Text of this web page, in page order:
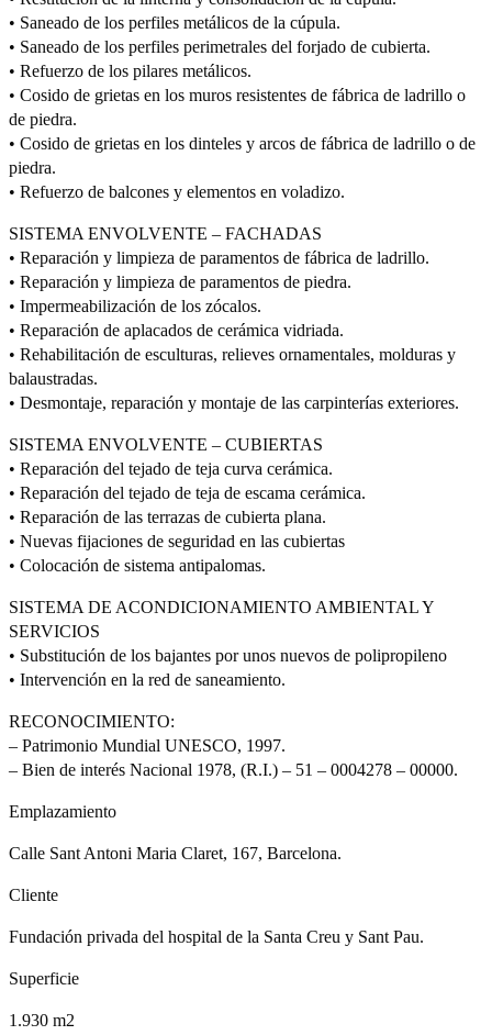
• Saneado de los perfiles metálicos de la cúpula.
• Saneado de los perfiles perimetrales del forjado de cubierta.
• Refuerzo de los pilares metálicos.
• Cosido de grietas en los muros resistentes de fábrica de ladrillo o
de piedra.
• Cosido de grietas en los dinteles y arcos de fábrica de ladrillo o de
piedra.
• Refuerzo de balcones y elementos en voladizo.
SISTEMA ENVOLVENTE – FACHADAS
• Reparación y limpieza de paramentos de fábrica de ladrillo.
• Reparación y limpieza de paramentos de piedra.
• Impermeabilización de los zócalos.
• Reparación de aplacados de cerámica vidriada.
• Rehabilitación de esculturas, relieves ornamentales, molduras y
balaustradas.
• Desmontaje, reparación y montaje de las carpinterías exteriores.
SISTEMA ENVOLVENTE – CUBIERTAS
• Reparación del tejado de teja curva cerámica.
• Reparación del tejado de teja de escama cerámica.
• Reparación de las terrazas de cubierta plana.
• Nuevas fijaciones de seguridad en las cubiertas
• Colocación de sistema antipalomas.
SISTEMA DE ACONDICIONAMIENTO AMBIENTAL Y
SERVICIOS
• Substitución de los bajantes por unos nuevos de polipropileno
• Intervención en la red de saneamiento.
RECONOCIMIENTO:
– Patrimonio Mundial UNESCO, 1997.
– Bien de interés Nacional 1978, (R.I.) – 51 – 0004278 – 00000.
Emplazamiento
Calle Sant Antoni Maria Claret, 167, Barcelona.
Cliente
Fundación privada del hospital de la Santa Creu y Sant Pau.
Superficie
1.930 m2